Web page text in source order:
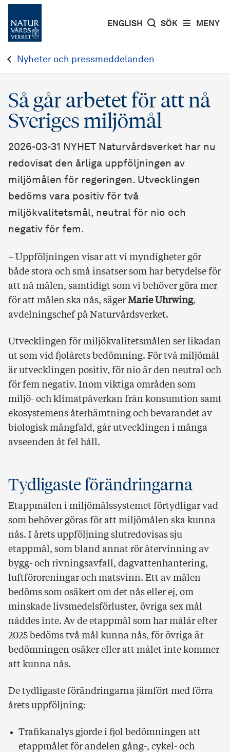
MENY
ENGLISH SÖK
Nyheter och pressmeddelanden
Så går arbetet för att nå
Sveriges miljömål
2026-03-31 NYHET Naturvårdsverket har nu
redovisat den årliga uppföljningen av
miljömålen för regeringen. Utvecklingen
bedöms vara positiv för två
miljökvalitetsmål, neutral för nio och
negativ för fem.
– Uppföljningen visar att vi myndigheter gör
både stora och små insatser som har betydelse för
att nå målen, samtidigt som vi behöver göra mer
för att målen ska nås, sägerMarie Uhrwing,
avdelningschef på Naturvårdsverket.
Utvecklingen för miljökvalitetsmålen ser likadan
ut som vid fjolårets bedömning. För två miljömål
är utvecklingen positiv, för nio är den neutral och
för fem negativ. Inom viktiga områden som
miljö-­ och klimatpåverkan från konsumtion samt
ekosystemens återhämtning och bevarandet av
biologisk mångfald, går utvecklingen i många
avseenden åt fel håll.
Tydligaste förändringarna
Etappmålen i miljömålssystemet förtydligar vad
som behöver göras för att miljömålen ska kunna
nås. I årets uppföljning slutredovisas sju
etappmål, som bland annat rör återvinning av
bygg- och rivningsavfall, dagvattenhantering,
luftföroreningar och matsvinn. Ett av målen
bedöms som osäkert om det nås eller ej, om
minskade livsmedelsförluster, övriga sex mål
nåddes inte. Av de etappmål som har målår efter
2025 bedöms två mål kunna nås, för övriga är
bedömningen osäker eller att målet inte kommer
att kunna nås.
De tydligaste förändringarna jämfört med förra
årets uppföljning:
Trafikanalys gjorde i fjol bedömningen att
etappmålet för andelen gång-, cykel- och